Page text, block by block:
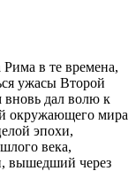
Рима в те времена,
ужасы Второй
дал волю к
окружающего мира
эпохи,
века,
вышедший через